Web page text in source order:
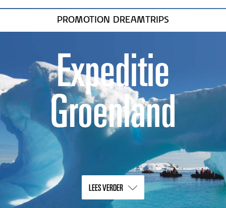
PROMOTION DREAMTRIPS
Expeditie
Groenland
LEES VERDER